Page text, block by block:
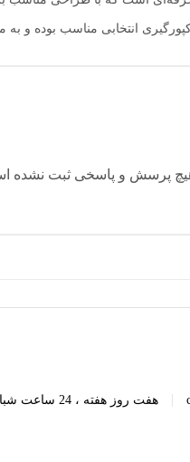
انتخابی مناسب بوده و به
پرسش و پاسخی ثبت نشده
| هفت روز هفته ، 24 ساعت شبانه‌روز پاسخگوی شما هستیم.